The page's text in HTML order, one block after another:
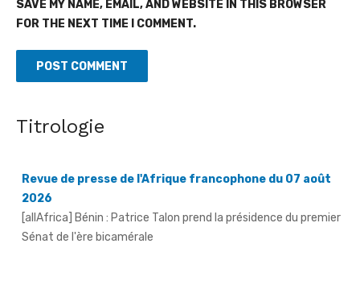
SAVE MY NAME, EMAIL, AND WEBSITE IN THIS BROWSER
FOR THE NEXT TIME I COMMENT.
Titrologie
[allAfrica] Bénin : Patrice Talon prend la présidence du premier